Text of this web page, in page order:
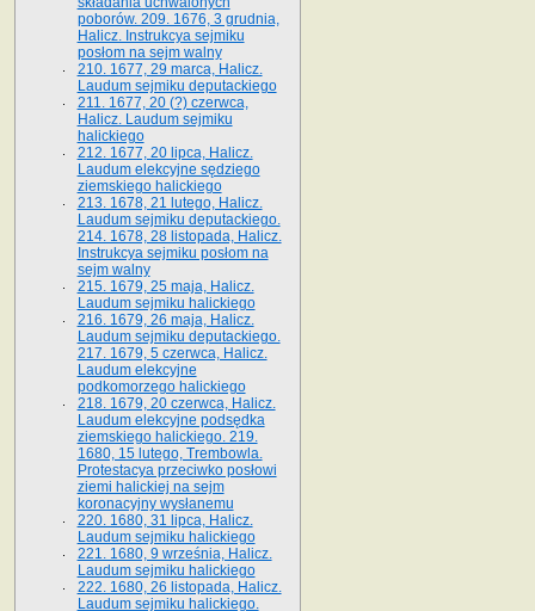
poborów. 209. 1676, 3 grudnia,
Halicz. Instrukcya sejmiku
posłom na sejm walny
210. 1677, 29 marca, Halicz.
Laudum sejmiku deputackiego
211. 1677, 20 (?) czerwca,
Halicz. Laudum sejmiku
halickiego
212. 1677, 20 lipca, Halicz.
Laudum elekcyjne sędziego
ziemskiego halickiego
213. 1678, 21 lutego, Halicz.
Laudum sejmiku deputackiego.
214. 1678, 28 listopada, Halicz.
Instrukcya sejmiku posłom na
sejm walny
215. 1679, 25 maja, Halicz.
Laudum sejmiku halickiego
216. 1679, 26 maja, Halicz.
Laudum sejmiku deputackiego.
217. 1679, 5 czerwca, Halicz.
Laudum elekcyjne
podkomorzego halickiego
218. 1679, 20 czerwca, Halicz.
Laudum elekcyjne podsędka
ziemskiego halickiego. 219.
1680, 15 lutego, Trembowla.
Protestacya przeciwko posłowi
ziemi halickiej na sejm
koronacyjny wysłanemu
220. 1680, 31 lipca, Halicz.
Laudum sejmiku halickiego
221. 1680, 9 września, Halicz.
Laudum sejmiku halickiego
222. 1680, 26 listopada, Halicz.
Laudum sejmiku halickiego.